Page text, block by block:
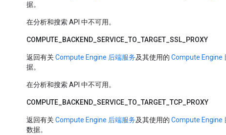
据。
在分析和搜索 API 中不可用。
COMPUTE_ BACKEND_ SERVICE_ TO_ TARGET_ SSL_ PROXY
返回有关Compute Engine 后端服务及其使用的 Compute Engine
据。
在分析和搜索 API 中不可用。
COMPUTE_ BACKEND_ SERVICE_ TO_ TARGET_ TCP_ PROXY
返回有关Compute Engine 后端服务及其使用的 Compute Engine
数据。